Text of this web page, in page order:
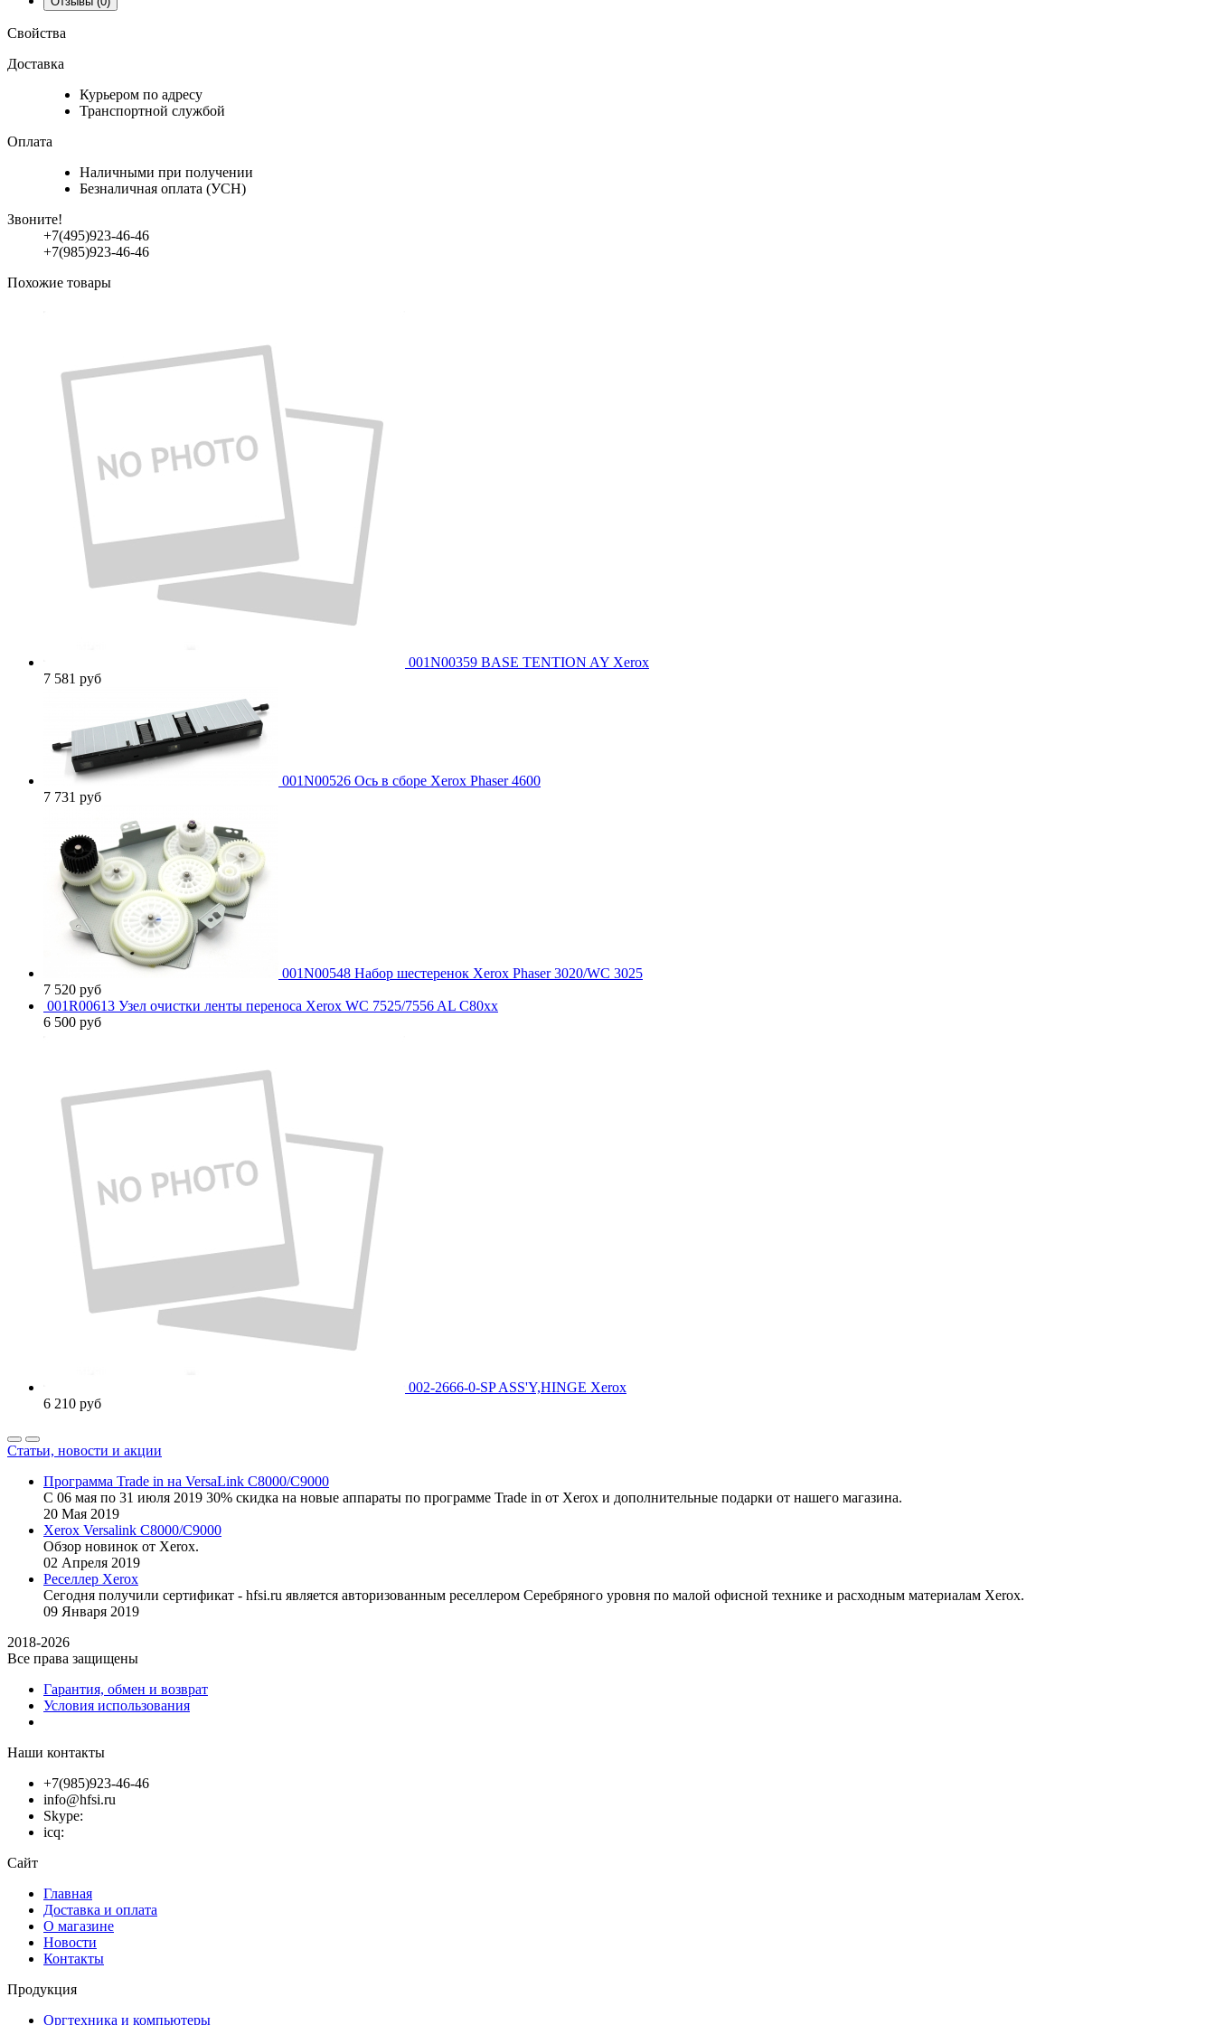
Свойства
Доставка
Курьером по адресу
Транспортной службой
Оплата
Наличными при получении
Безналичная оплата (УСН)
Звоните!
+7(495)923-46-46
+7(985)923-46-46
Похожие товары
001N00359 BASE TENTION AY Xerox
7 581 руб
001N00526 Ось в сборе Xerox Phaser 4600
7 731 руб
001N00548 Набор шестеренок Xerox Phaser 3020/WC 3025
7 520 руб
001R00613 Узел очистки ленты переноса Xerox WC 7525/7556 AL C80xx
6 500 руб
002-2666-0-SP ASS'Y,HINGE Xerox
6 210 руб
Статьи, новости и акции
Программа Trade in на VersaLink C8000/C9000
С 06 мая по 31 июля 2019 30% скидка на новые аппараты по программе Trade in от Xerox и дополнительные подарки от нашего магазина.
20 Мая 2019
Xerox Versalink C8000/C9000
Обзор новинок от Xerox.
02 Апреля 2019
Реселлер Xerox
Сегодня получили сертификат - hfsi.ru является авторизованным реселлером Серебряного уровня по малой офисной технике и расходным материалам Xerox.
09 Января 2019
2018-2026
Все права защищены
Гарантия, обмен и возврат
Условия использования
Наши контакты
+7(985)923-46-46
info@hfsi.ru
Skype:
icq:
Сайт
Главная
Доставка и оплата
О магазине
Новости
Контакты
Продукция
Оргтехника и компьютеры